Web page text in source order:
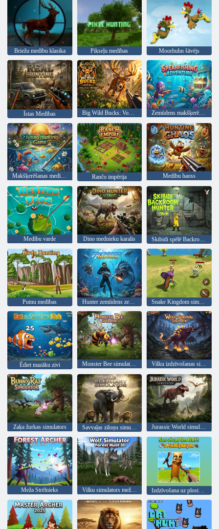
Briežu medību klasika Pikseļu medības Moorhuhn šāvējs
Īstas Medības Big Wild Bucks: Voxel Buck Hunter Zemūdens makšķerēšanas piedzīvojums
Makšķerēšanas medību spēle Rančo impērija Medību haoss
Medību varde Dino mednieku karalis Skibidi spēlē Backroom Hunter
Putnu medības Hunter zemūdens zemūdens makšķerēšana Snake Kingdom simulators
Ēdiet mazāku zivi Monster Bee simulators Vilku izdzīvošanas simulators
Zaķa žurkas simulators Savvaļas ziloņu simulators Jurassic World simulators
Meža Strēlnieks Vilku simulators meža medības 3D Izdzīvošana uz plosta daudzspēlētāju